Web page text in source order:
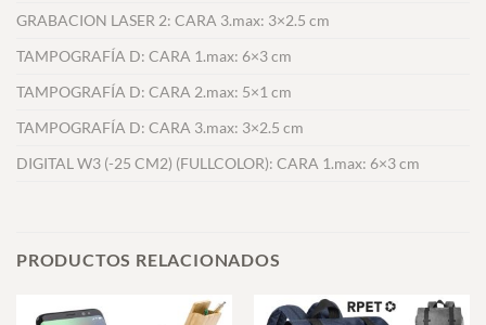
GRABACION LASER 2: CARA 3.max: 3×2.5 cm
TAMPOGRAFÍA D: CARA 1.max: 6×3 cm
TAMPOGRAFÍA D: CARA 2.max: 5×1 cm
TAMPOGRAFÍA D: CARA 3.max: 3×2.5 cm
DIGITAL W3 (-25 CM2) (FULLCOLOR): CARA 1.max: 6×3 cm
PRODUCTOS RELACIONADOS